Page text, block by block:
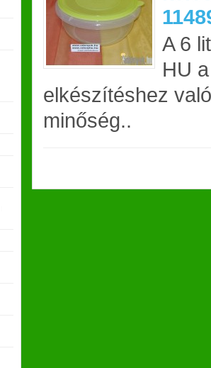
A 6
HU
elkészítéshez
minőség..